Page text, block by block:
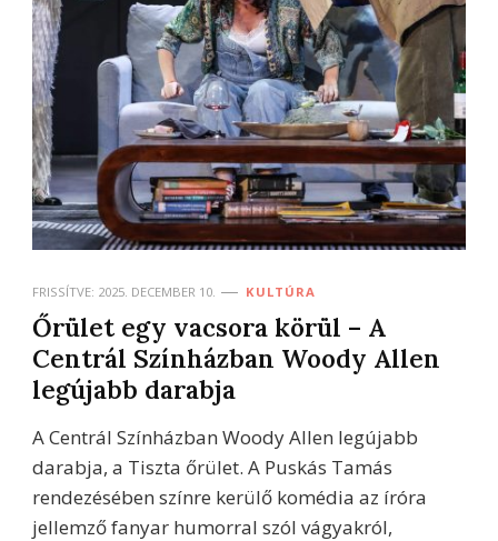
FRISSÍTVE: 2025. DECEMBER 10. KULTÚRA
Őrület egy vacsora körül – A
Centrál Színházban Woody Allen
legújabb darabja
A Centrál Színházban Woody Allen legújabb
darabja, a Tiszta őrület. A Puskás Tamás
rendezésében színre kerülő komédia az íróra
jellemző fanyar humorral szól vágyakról,